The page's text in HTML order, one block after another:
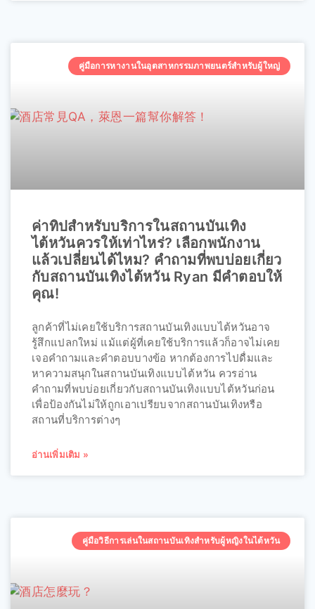
คู่มือการหางานในอุตสาหกรรมภาพยนตร์สำหรับผู้ใหญ่
ค่าทิปสำหรับบริการในสถานบันเทิง
ไต้หวันควรให้เท่าไหร่? เลือกพนักงาน
แล้วเปลี่ยนได้ไหม? คำถามที่พบบ่อยเกี่ยว
กับสถานบันเทิงไต้หวัน Ryan มีคำตอบให้
คุณ!
ลูกค้าที่ไม่เคยใช้บริการสถานบันเทิงแบบไต้หวันอาจ
รู้สึกแปลกใหม่ แม้แต่ผู้ที่เคยใช้บริการแล้วก็อาจไม่เคย
เจอคำถามและคำตอบบางข้อ หากต้องการไปดื่มและ
หาความสนุกในสถานบันเทิงแบบไต้หวัน ควรอ่าน
คำถามที่พบบ่อยเกี่ยวกับสถานบันเทิงแบบไต้หวันก่อน
เพื่อป้องกันไม่ให้ถูกเอาเปรียบจากสถานบันเทิงหรือ
สถานที่บริการต่างๆ
อ่านเพิ่มเติม »
คู่มือวิธีการเล่นในสถานบันเทิงสำหรับผู้หญิงในไต้หวัน